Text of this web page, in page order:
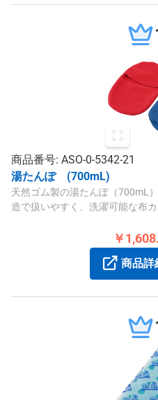
商品番号: ASO-0-5342-21
湯たんぽ (700mL)
天然ゴム製の湯たんぽ（700mL
造で扱いやすく、洗濯可能な布
240×160mmで、寒い季節の温か
￥
商品詳